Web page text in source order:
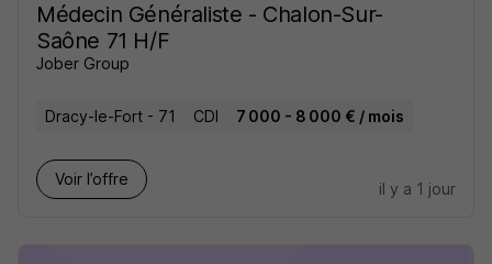
Médecin Généraliste - Chalon-Sur-
Saône 71 H/F
Jober Group
Dracy-le-Fort - 71 CDI 7 000 - 8 000 € / mois
Voir l’offre
il y a 1 jour